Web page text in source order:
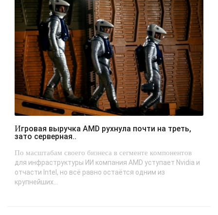
Игровая выручка AMD рухнула почти на треть,
зато серверная..
По масштабам своего бизнеса в сегменте компонентов
для инфраструктуры ИИ компания AMD уступает Nvidia и
отчасти Intel, но всё равно остаётся одним из
крупнейших...